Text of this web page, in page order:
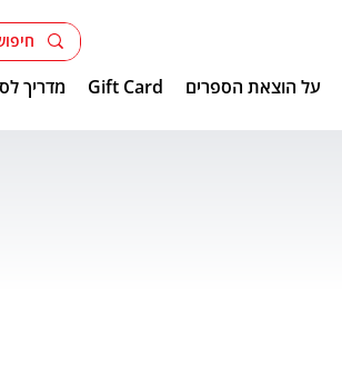
על הוצאת הספרים Gift Card מדריך